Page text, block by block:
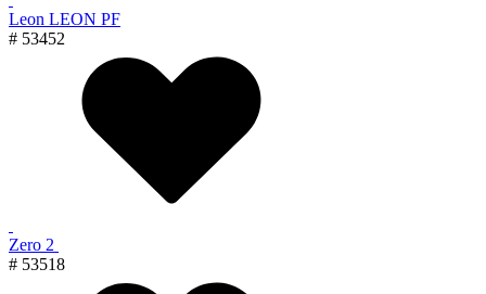
Leon LEON PF
# 53452
Zero 2
# 53518